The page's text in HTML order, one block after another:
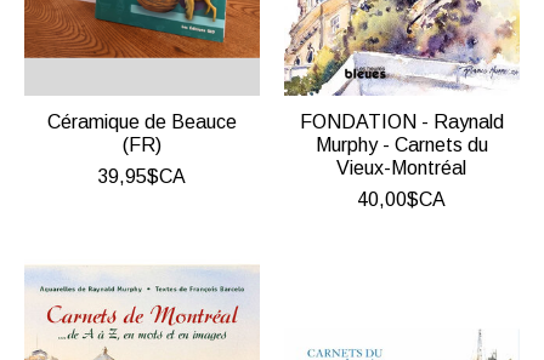
Céramique de Beauce
(FR)
39,95$CA
FONDATION - Raynald
Murphy - Carnets du
Vieux-Montréal
40,00$CA